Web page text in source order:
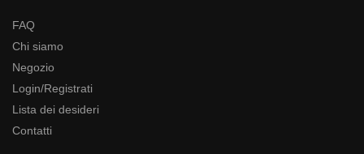
FAQ
Chi siamo
Negozio
Login/Registrati
Lista dei desideri
Contatti